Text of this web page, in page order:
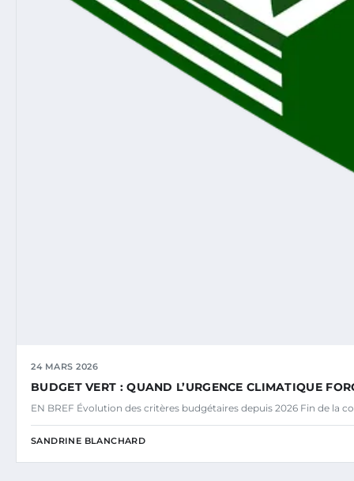
24 MARS 2026
BUDGET VERT : QUAND L’URGENCE CLIMATIQUE
EN BREF Évolution des critères budgétaires depuis 2026 Fin de la
SANDRINE BLANCHARD